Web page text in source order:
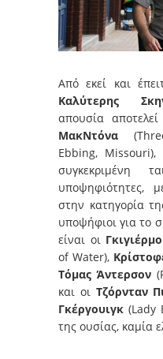
Από εκεί και
Καλύτερης
απουσία
ΜακΝτόνα
Ebbing,
συγκεκριμένη
υποψηφιότητες,
στην κατηγορία
υποψήφιοι για το
είναι οι
of Water),
Τόμας Άντερσον
και οι Τζόρνταν
Γκέργουιγκ (Lady
της ουσίας, καμία